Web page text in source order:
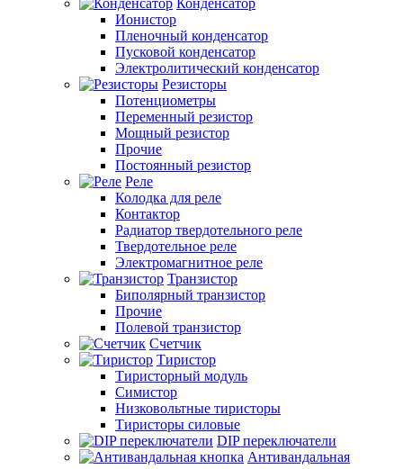
Конденсатор
Ионистор
Пленочный конденсатор
Пусковой конденсатор
Электролитический конденсатор
Резисторы
Потенциометры
Переменный резистор
Мощный резистор
Прочие
Постоянный резистор
Реле
Колодка для реле
Контактор
Радиатор твердотельного реле
Твердотельное реле
Электромагнитное реле
Транзистор
Биполярный транзистор
Прочие
Полевой транзистор
Счетчик
Тиристор
Тиристорный модуль
Симистор
Низковольтные тиристоры
Тиристоры силовые
DIP переключатели
Антивандальная